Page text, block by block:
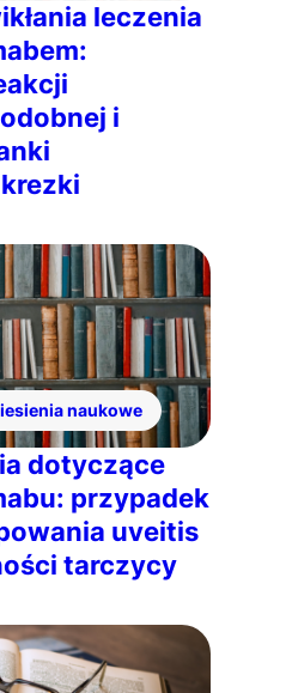
leczenia
i
naukowe
dotyczące
przypadek
uveitis
tarczycy